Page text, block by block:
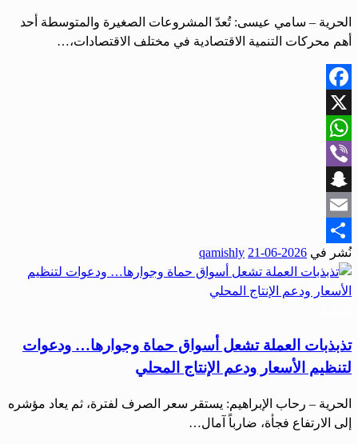
الحرية – سامي عيسى: تُعدّ المشروعات الصغيرة والمتوسطة أحد
أهم محركات التنمية الاقتصادية في مختلف الاقتصادات،…
Facebook
X
WhatsApp
Viber
Snapchat
Email
Share
نُشر في 2026-06-21
qamishly
تذبذبات العملة تشعل أسواق حماة وجوارها… ودعوات
لتنظيم الأسعار ودعم الإنتاج المحلي
الحرية – رحاب الإبراهيم: يستقر سعر الصرف لفترة، ثم يعاد مؤشره
إلى الارتفاع فجأة، ضارباً آمال…